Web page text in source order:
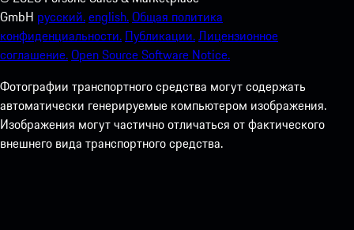
GmbH русский.english.Общая политика
конфиденциальности. Публикации.Лицензионное
соглашение.Open Source Software Notice.
Фотографии транспортного средства могут содержать
автоматически генерируемые компьютером изображения.
Изображения могут частично отличаться от фактического
внешнего вида транспортного средства.